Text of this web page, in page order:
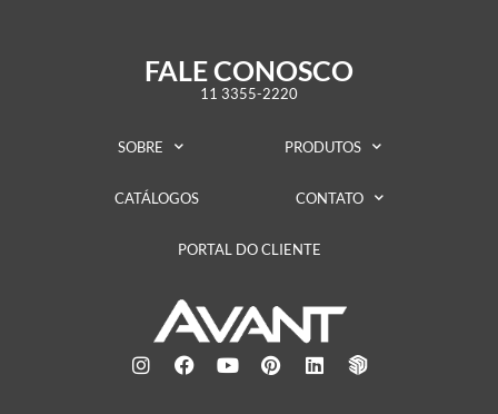
FALE CONOSCO
11 3355-2220
SOBRE PRODUTOS
CATÁLOGOS CONTATO
PORTAL DO CLIENTE